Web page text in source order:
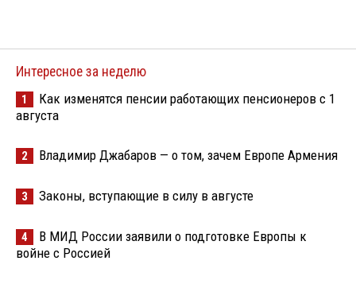
Интересное за неделю
1
Как изменятся пенсии работающих пенсионеров с 1
августа
2 Владимир Джабаров — о том, зачем Европе Армения
3 Законы, вступающие в силу в августе
4
В МИД России заявили о подготовке Европы к
войне с Россией